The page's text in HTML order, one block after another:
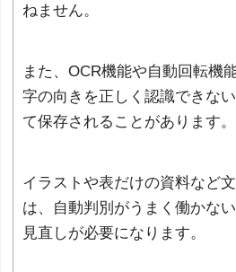
ねません。
また、OCR機能や自動回転機
字の向きを正しく認識できな
て保存されることがあります。
イラストや表だけの資料など
は、自動判別がうまく働かな
見直しが必要になります。